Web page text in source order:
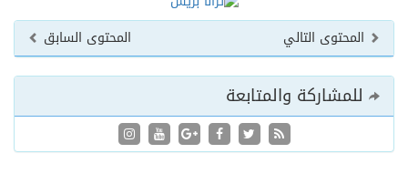
المحتوى السابق المحتوى التالي
للمشاركة والمتابعة